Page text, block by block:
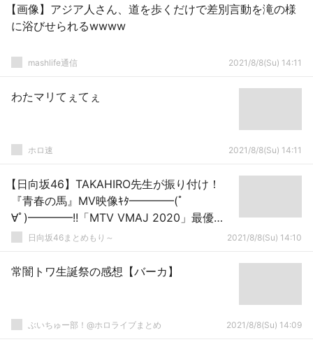
【画像】アジア人さん、道を歩くだけで差別言動を滝の様
に浴びせられるwwww
mashlife通信 2021/8/8(Su) 14:11
わたマリてぇてぇ
ホロ速 2021/8/8(Su) 14:11
【日向坂46】TAKAHIRO先生が振り付け！
『青春の馬』MV映像ｷﾀ━━━━(ﾟ
∀ﾟ)━━━━!!「MTV VMAJ 2020」最優秀
振り付け賞を受賞【関ジャム】
日向坂46まとめもり～ 2021/8/8(Su) 14:10
常闇トワ生誕祭の感想【バーカ】
ぶいちゅー部！@ホロライブまとめ 2021/8/8(Su) 14:09